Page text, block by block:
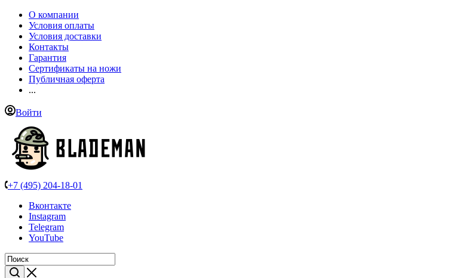
О компании
Условия оплаты
Условия доставки
Контакты
Гарантия
Сертификаты на ножи
Публичная оферта
...
Войти
+7 (495) 204-18-01
Вконтакте
Instagram
Telegram
YouTube